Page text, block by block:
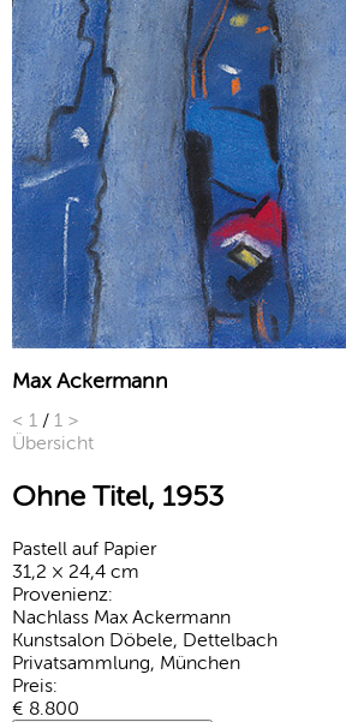
Max Ackermann
< 1 / 1 >
Übersicht
Ohne Titel, 1953
Pastell auf Papier
31,2 × 24,4 cm
Provenienz:
Nachlass Max Ackermann
Kunstsalon Döbele, Dettelbach
Privatsammlung, München
Preis:
€ 8.800